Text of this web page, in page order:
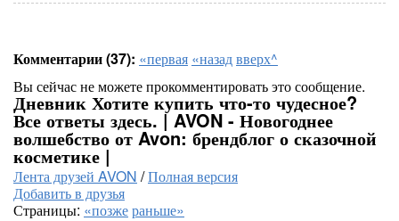
Комментарии (37): «первая «назадвверх^
Вы сейчас не можете прокомментировать это сообщение.
Дневник Хотите купить что-то чудесное?
Все ответы здесь. | AVON - Новогоднее
волшебство от Avon: брендблог о сказочной
косметике |
Лента друзей AVON /Полная версия
Добавить в друзья
Страницы: «позжераньше»